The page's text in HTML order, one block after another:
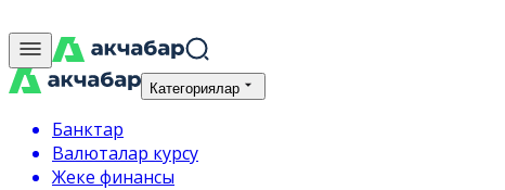
Категориялар
Банктар
Валюталар курсу
Жеке финансы